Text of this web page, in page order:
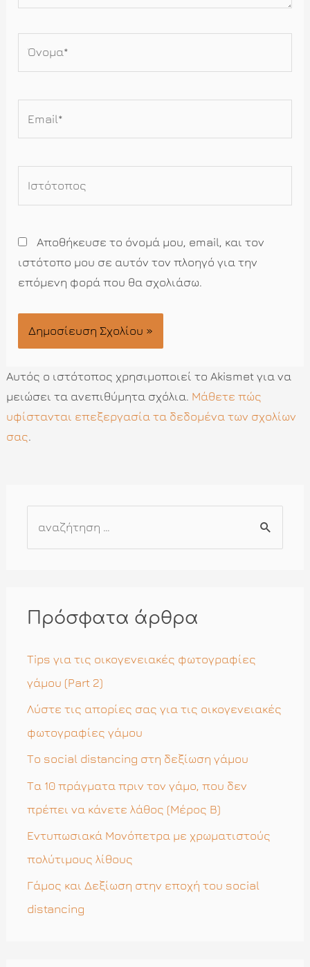
Αποθήκευσε το όνομά μου, email, και τον
ιστότοπο μου σε αυτόν τον πλοηγό για την
επόμενη φορά που θα σχολιάσω.
Αυτός ο ιστότοπος χρησιμοποιεί το Akismet για να
μειώσει τα ανεπιθύμητα σχόλια. Μάθετε πώς
υφίστανται επεξεργασία τα δεδομένα των σχολίων
σας.
ή
η
σ
η
γ
Πρόσφατα άρθρα
Tips για τις οικογενειακές φωτογραφίες
γάμου (Part 2)
Λύστε τις απορίες σας για τις οικογενειακές
φωτογραφίες γάμου
Το social distancing στη δεξίωση γάμου
Τα 10 πράγματα πριν τον γάμο, που δεν
πρέπει να κάνετε λάθος (Μέρος Β)
Εντυπωσιακά Μονόπετρα με χρωματιστούς
πολύτιμους λίθους
Γάμος και Δεξίωση στην εποχή του social
distancing